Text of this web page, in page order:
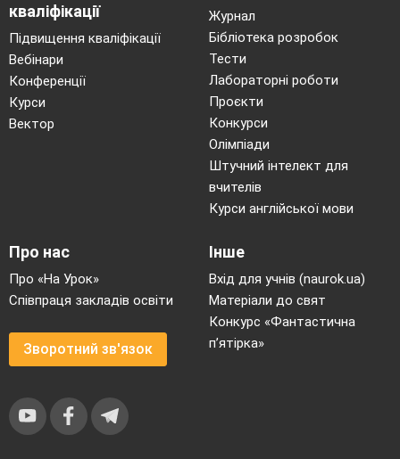
кваліфікації
Підвищення кваліфікації
Вебінари
Конференції
Курси
Вектор
Журнал
Бібліотека розробок
Тести
Лабораторні роботи
Проєкти
Конкурси
Олімпіади
Штучний інтелект для
вчителів
Курси англійської мови
Про нас
Про «На Урок»
Співпраця закладів освіти
Зворотний зв'язок
Інше
Вхід для учнів (naurok.ua)
Матеріали до свят
Конкурс «Фантастична
п’ятірка»